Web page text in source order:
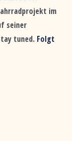
im
seiner
tuned. Folgt